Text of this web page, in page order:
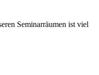
Seminarräumen ist viel